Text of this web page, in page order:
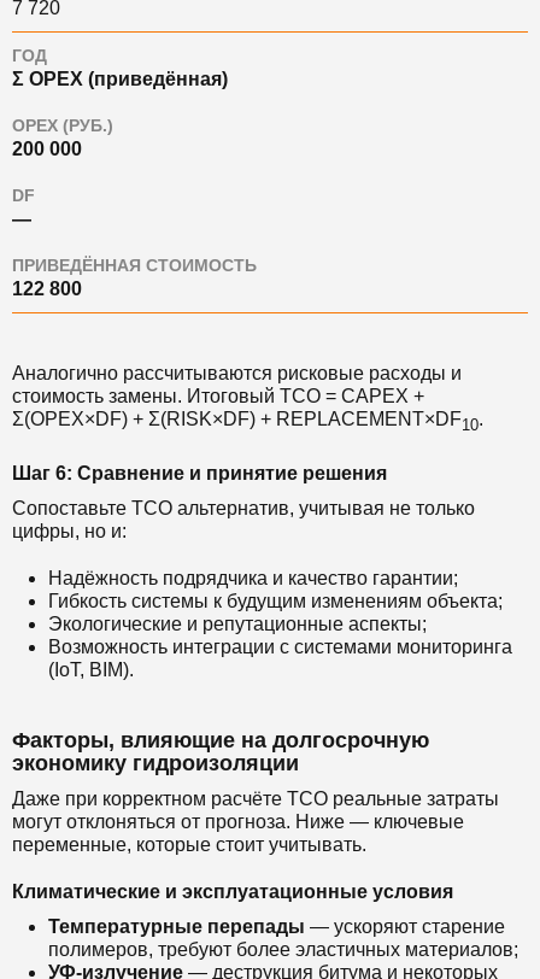
7 720
ГОД
Σ OPEX (приведённая)
OPEX (РУБ.)
200 000
DF
—
ПРИВЕДЁННАЯ СТОИМОСТЬ
122 800
Аналогично рассчитываются рисковые расходы и
стоимость замены. Итоговый TCO = CAPEX +
Σ(OPEX×DF) + Σ(RISK×DF) + REPLACEMENT×DF10.
Шаг 6: Сравнение и принятие решения
Сопоставьте TCO альтернатив, учитывая не только
цифры, но и:
Надёжность подрядчика и качество гарантии;
Гибкость системы к будущим изменениям объекта;
Экологические и репутационные аспекты;
Возможность интеграции с системами мониторинга
(IoT, BIM).
Факторы, влияющие на долгосрочную
экономику гидроизоляции
Даже при корректном расчёте TCO реальные затраты
могут отклоняться от прогноза. Ниже — ключевые
переменные, которые стоит учитывать.
Климатические и эксплуатационные условия
Температурные перепады — ускоряют старение
полимеров, требуют более эластичных материалов;
УФ-излучение — деструкция битума и некоторых